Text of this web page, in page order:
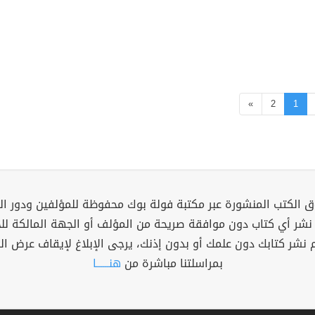
1
2
»
الكتب المنشورة عبر مكتبة فولة بوك محفوظة للمؤلفين ودور
نشر أي كتاب دون موافقة صريحة من المؤلف أو الجهة المالكة
نشر كتابك دون علمك أو بدون إذنك، يرجى الإبلاغ لإيقاف عرض
بمراسلتنا مباشرة من هنــــــا